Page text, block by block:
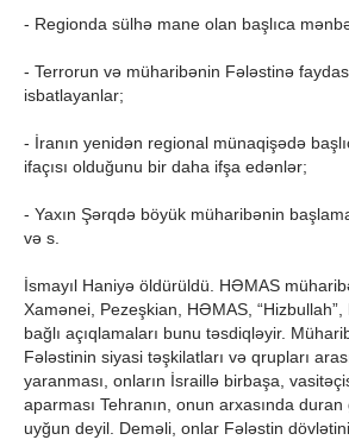
- Regionda sülhə mane olan başlıca
- Terrorun və müharibənin Fələstinə
isbatlayanlar;
- İranın yenidən regional münaqişədə
ifaçısı olduğunu bir daha ifşa edənlər;
- Yaxın Şərqdə böyük müharibənin
və s.
İsmayıl Haniyə öldürüldü. HƏMAS
Xamənei, Pezeşkian, HƏMAS,
bağlı açıqlamaları bunu təsdiqləyir.
Fələstinin siyasi təşkilatları və qrupları
yaranması, onların İsraillə birbaşa,
aparması Tehranın, onun arxasında
uyğun deyil. Deməli, onlar Fələstin